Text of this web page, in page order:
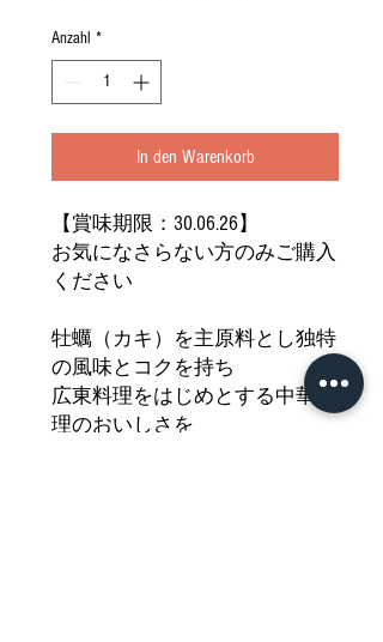
Anzahl *
In den Warenkorb
【賞味期限：30.06.26】
お気になさらない方のみご購入
ください
牡蠣（カキ）を主原料とし独特
の風味とコクを持ち
広東料理をはじめとする中華料
理のおいしさを